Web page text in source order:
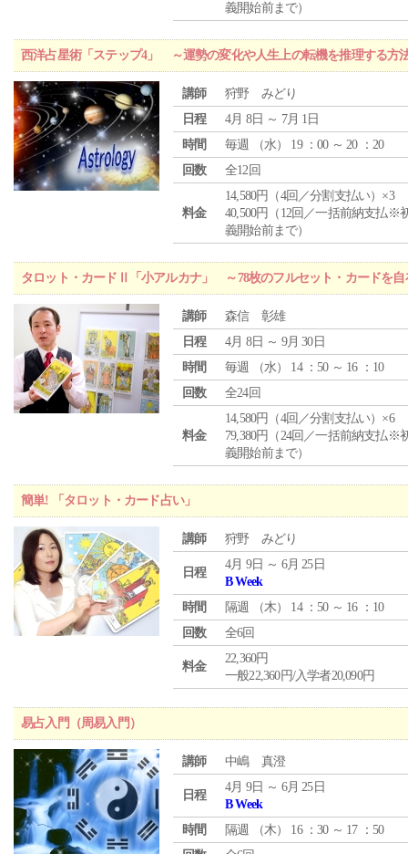
義開始前まで）
西洋占星術「ステップ4」 ～運勢の変化や人生上の転機を推理する方
講師
狩野 みどり
日程
4月 8日 ～ 7月 1日
時間
毎週 （水） 19 ：00 ～ 20 ：20
回数
全12回
料金
14,580円（4回／分割支払い）×3
40,500円（12回／一括前納支払※
義開始前まで）
タロット・カードⅡ「小アルカナ」 ～78枚のフルセット・カードを自
講師
森信 彰雄
日程
4月 8日 ～ 9月 30日
時間
毎週 （水） 14 ：50 ～ 16 ：10
回数
全24回
料金
14,580円（4回／分割支払い）×6
79,380円（24回／一括前納支払※
義開始前まで）
簡単! 「タロット・カード占い」
講師 狩野 みどり
日程
4月 9日 ～ 6月 25日
B Week
時間
隔週 （木） 14 ：50 ～ 16 ：10
回数
全6回
料金
22,360円
一般22,360円/入学者20,090円
易占入門（周易入門）
講師 中嶋 真澄
日程
4月 9日 ～ 6月 25日
B Week
時間
隔週 （木） 16 ：30 ～ 17 ：50